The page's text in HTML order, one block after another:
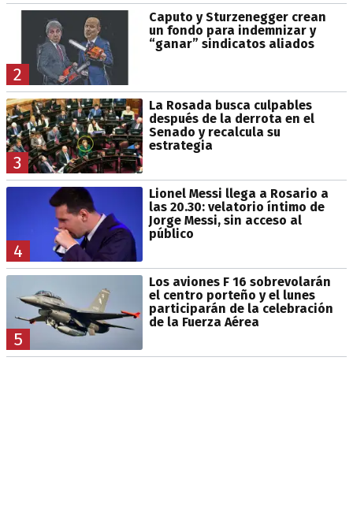
2
Caputo y Sturzenegger crean
un fondo para indemnizar y
“ganar” sindicatos aliados
3
La Rosada busca culpables
después de la derrota en el
Senado y recalcula su
estrategia
4
Lionel Messi llega a Rosario a
las 20.30: velatorio íntimo de
Jorge Messi, sin acceso al
público
5
Los aviones F 16 sobrevolarán
el centro porteño y el lunes
participarán de la celebración
de la Fuerza Aérea